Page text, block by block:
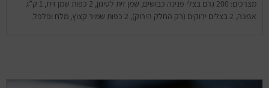
מצרכים: 200 גרם בצלי פנינה כבושים, שמן זית לטיגון, 2 כפות שמן זית, 1 ק”ג
אפונה, 2 בצלים ירוקים (רק החלק הירוק), 2 כפות שמיר קצוץ, מלח ופלפל.